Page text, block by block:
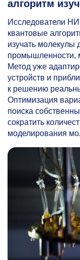
алгоритм
Исследователи
квантовые
изучать молекулы
промышленности,
Метод уже
устройств и
к решению
Оптимизация
поиска
сократить
моделирования